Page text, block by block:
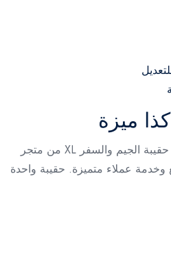
ميزة
لا تفوّت الفرصة! اطلب الآن حقيبة الجيم والسفر XL من متجر
عملاء متميزة. حقيبة واحدة